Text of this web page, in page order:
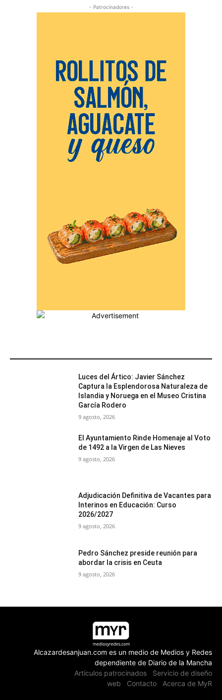
- Patrocinadores -
Luces del Ártico: Javier Sánchez
Captura la Esplendorosa Naturaleza de
Islandia y Noruega en el Museo Cristina
García Rodero
9 agosto, 2026
El Ayuntamiento Rinde Homenaje al Voto
de 1492 a la Virgen de Las Nieves
9 agosto, 2026
Adjudicación Definitiva de Vacantes para
Interinos en Educación: Curso
2026/2027
9 agosto, 2026
Pedro Sánchez preside reunión para
abordar la crisis en Ceuta
9 agosto, 2026
Alcazardesanjuan.com es un medio de Medios y Redes
dependiente de Diario de la Mancha
Artículos patrocinados
Servicio de diseño
web
Contacto Acerca de MyR